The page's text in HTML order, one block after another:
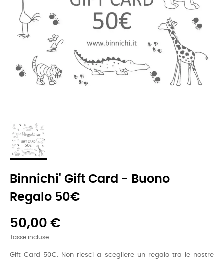
Binnichi' Gift Card - Buono
Regalo 50€
50,00 €
Tasse incluse
Gift Card 50€. Non riesci a scegliere un regalo tra le nostre